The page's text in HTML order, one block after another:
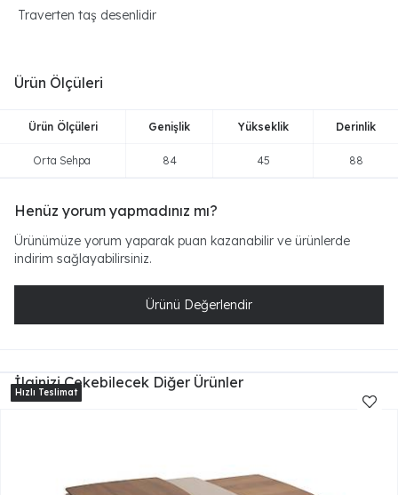
Traverten taş desenlidir
Ürün Ölçüleri
Ürün Ölçüleri Genişlik Yükseklik Derinlik
Orta Sehpa 84 45 88
Henüz yorum yapmadınız mı?
Ürünümüze yorum yaparak puan kazanabilir ve ürünlerde
indirim sağlayabilirsiniz.
Ürünü Değerlendir
İlginizi Çekebilecek Diğer Ürünler